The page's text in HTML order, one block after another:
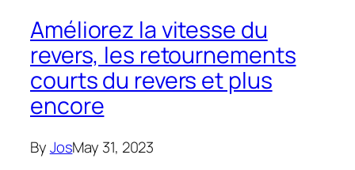
Améliorez la vitesse du
revers, les retournements
courts du revers et plus
encore
ByJosMay 31, 2023